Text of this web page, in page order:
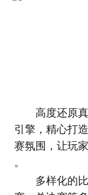
高度还原
引擎，精心打
赛氛围，让玩
。
多样化的